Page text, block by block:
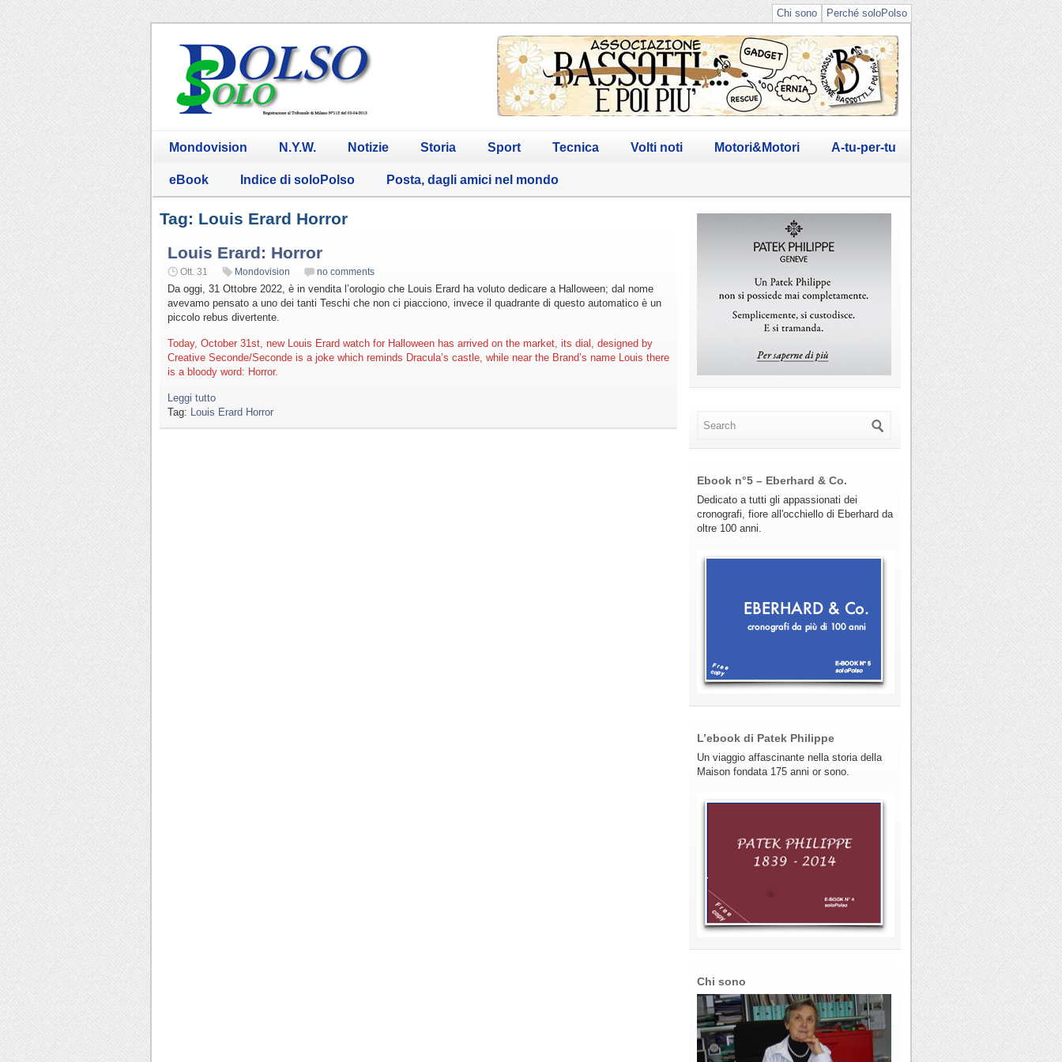
Perché soloPolso
Chi sono
Mondovision N.Y.W. Notizie Storia Sport Tecnica Volti noti Motori&Motori A-tu-per-tu
eBook Indice di soloPolso Posta, dagli amici nel mondo
Tag: Louis Erard Horror
Louis Erard: Horror
Ott. 31 Mondovision no comments
Da oggi, 31 Ottobre 2022, è in vendita l’orologio che Louis Erard ha voluto dedicare a Halloween; dal nome
avevamo pensato a uno dei tanti Teschi che non ci piacciono, invece il quadrante di questo automatico è un
piccolo rebus divertente.
Today, October 31st, new Louis Erard watch for Halloween has arrived on the market, its dial, designed by
Creative Seconde/Seconde is a joke which reminds Dracula’s castle, while near the Brand’s name Louis there
is a bloody word: Horror.
Leggi tutto
Tag: Louis Erard Horror
Ebook n°5 – Eberhard & Co.
Dedicato a tutti gli appassionati dei
cronografi, fiore all'occhiello di Eberhard da
oltre 100 anni.
L’ebook di Patek Philippe
Un viaggio affascinante nella storia della
Maison fondata 175 anni or sono.
Chi sono